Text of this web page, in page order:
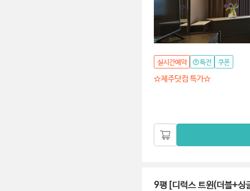
실시간예약 특전 쿠폰
☆제주닷컴 특가☆
9평 [디럭스 트윈(더블+싱